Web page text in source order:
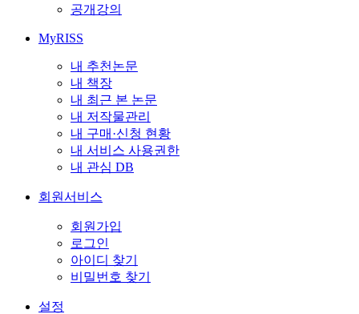
공개강의
MyRISS
내 추천논문
내 책장
내 최근 본 논문
내 저작물관리
내 구매·신청 현황
내 서비스 사용권한
내 관심 DB
회원서비스
회원가입
로그인
아이디 찾기
비밀번호 찾기
설정